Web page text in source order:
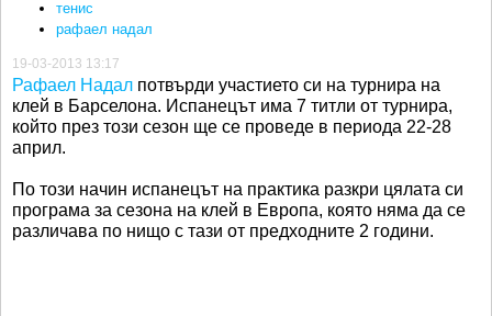
тенис
рафаел надал
19-03-2013 13:17
Рафаел Надал потвърди участието си на турнира на
клей в Барселона. Испанецът има 7 титли от турнира,
който през този сезон ще се проведе в периода 22-28
април.
По този начин испанецът на практика разкри цялата си
програма за сезона на клей в Европа, която няма да се
различава по нищо с тази от предходните 2 години.